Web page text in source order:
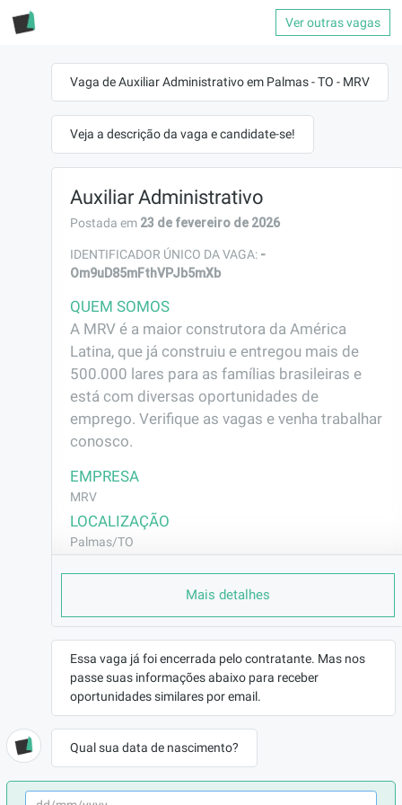
Ver outras vagas
Vaga de Auxiliar Administrativo em Palmas - TO - MRV
Veja a descrição da vaga e candidate-se!
Auxiliar Administrativo
Postada em 23 de fevereiro de 2026
IDENTIFICADOR ÚNICO DA VAGA: -
Om9uD85mFthVPJb5mXb
QUEM SOMOS
A MRV é a maior construtora da América
Latina, que já construiu e entregou mais de
500.000 lares para as famílias brasileiras e
está com diversas oportunidades de
emprego. Verifique as vagas e venha trabalhar
conosco.
EMPRESA
MRV
LOCALIZAÇÃO
Palmas/TO
CONTRATO
REMUNERAÇÃO
R$2500,00
VAGA AFIRMATIVA
Não
Administração/Secretariado
BENEFÍCIOS
Vale Transporte
Mais detalhes
Essa vaga já foi encerrada pelo contratante. Mas nos
passe suas informações abaixo para receber
oportunidades similares por email.
Qual sua data de nascimento?